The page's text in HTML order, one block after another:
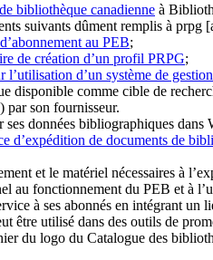
bibliothèque canadienne à
suivants dûment remplis à prpg
au PEB;
de création d’un profil PRPG;
l’utilisation d’un système de
disponible comme cible de
son fournisseur.
ses données bibliographiques dans
d’expédition de documents de
et le matériel nécessaires à
au fonctionnement du PEB et à
à ses abonnés en intégrant
être utilisé dans des outils de
du logo du Catalogue des